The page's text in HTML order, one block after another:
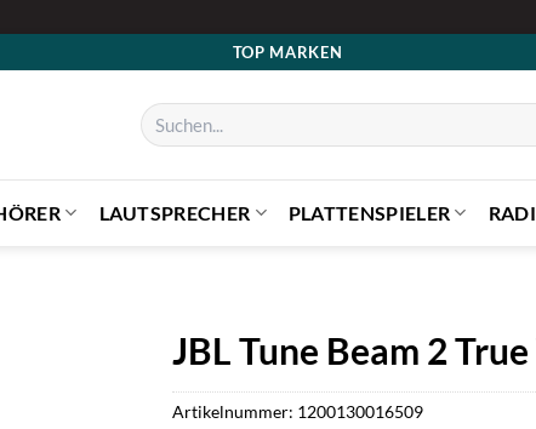
TOP MARKEN
Suchen
nach:
LAUTSPRECHER PLATTENSPIELER
JBL Tune Beam 2
Artikelnummer: 1200130016509